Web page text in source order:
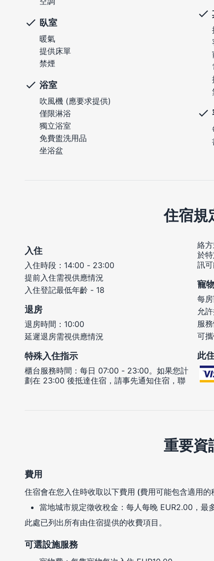
臥室
暖氣
提供床單
禁煙
浴室
吹風機 (應要求提供)
僅限淋浴
獨立浴室
免費盥洗用品
坐浴盆
住宿規
入住
入住時段：14:00 - 23:00
提前入住需視供應情況
入住登記最低年齡 - 18
退房
退房時間：10:00
延遲退房需視供應情況
特殊入住指示
櫃台服務時間：每日 07:00 - 23:00。如果您計
劃在 23:00 後抵達住宿，請事先通知住宿，聯
絡
於
訊
寵
每
允
服
可
此
重要資
費用
住宿會在您入住時收取以下費用 (費用可能包含適用的
當地城市規定徵收稅金：每人每晚 EUR2.00，最
此處已列出所有由住宿提供的收費項目。
可選設施服務